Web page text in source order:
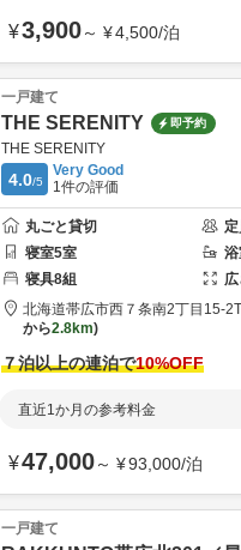
¥3,900～ ¥4,500/泊
一戸建て
THE SERENITY 即予約
THE SERENITY
4.0/5
Very Good
1件の評価
丸ごと貸切
寝室5室
寝具8組 広
北海道帯広市西７条南2丁目15-2
から2.8km
７泊以上の連泊で10%OFF
直近1か月の参考料金
¥47,000～ ¥93,000/泊
一戸建て